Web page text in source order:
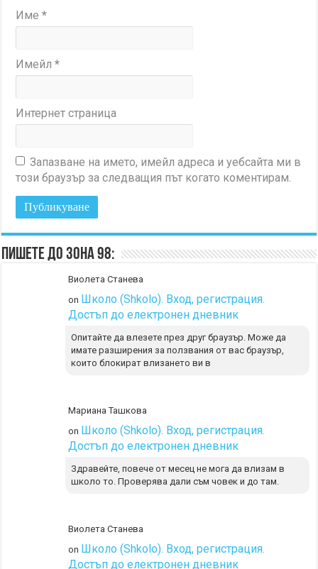
Име*
Имейл*
Интернет страница
Запазване на името, имейл адреса и уебсайта ми в
този браузър за следващия път когато коментирам.
Пишете до Зона 98:
Виолета Станева
on Школо (Shkolo). Вход, регистрация.
Достъп до електронен дневник
Опитайте да влезете през друг браузър. Може да
имате разширения за ползвания от вас браузър,
които блокират влизането ви в
Мариана Ташкова
on Школо (Shkolo). Вход, регистрация.
Достъп до електронен дневник
Здравейте, повече от месец не мога да влизам в
школо то. Проверява дали съм човек и до там.
Виолета Станева
on Школо (Shkolo). Вход, регистрация.
Достъп до електронен дневник